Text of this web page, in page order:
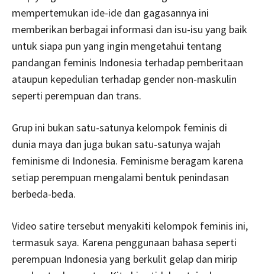
mempertemukan ide-ide dan gagasannya ini
memberikan berbagai informasi dan isu-isu yang baik
untuk siapa pun yang ingin mengetahui tentang
pandangan feminis Indonesia terhadap pemberitaan
ataupun kepedulian terhadap gender non-maskulin
seperti perempuan dan trans.
Grup ini bukan satu-satunya kelompok feminis di
dunia maya dan juga bukan satu-satunya wajah
feminisme di Indonesia. Feminisme beragam karena
setiap perempuan mengalami bentuk penindasan
berbeda-beda.
Video satire tersebut menyakiti kelompok feminis ini,
termasuk saya. Karena penggunaan bahasa seperti
perempuan Indonesia yang berkulit gelap dan mirip